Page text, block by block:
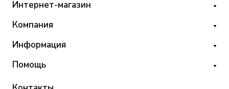
Интернет-магазин
Компания
Информация
Помощь